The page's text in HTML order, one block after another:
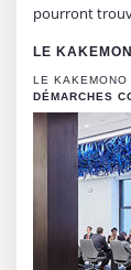
pourront
LE
LE KAKEMONO
DÉMARCHES